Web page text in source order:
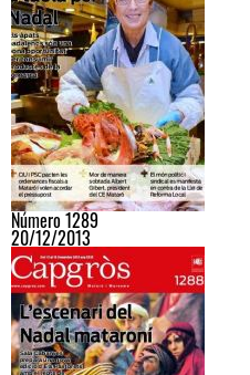
Número 1289
20/12/2013